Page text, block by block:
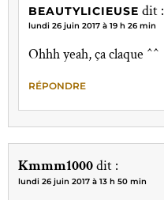
BEAUTYLICIEUSE dit :
lundi 26 juin 2017 à 19 h 26 min
Ohhh yeah, ça claque ^^
RÉPONDRE
Kmmm1000dit :
lundi 26 juin 2017 à 13 h 50 min